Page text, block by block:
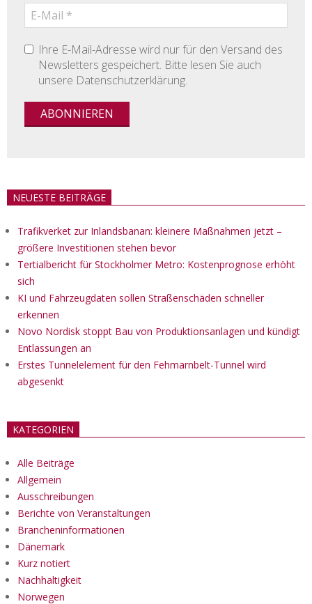
Ihre E-Mail-Adresse wird nur für den Versand des
Newsletters gespeichert. Bitte lesen Sie auch
unsere Datenschutzerklärung.
NEUESTE BEITRÄGE
Trafikverket zur Inlandsbanan: kleinere Maßnahmen jetzt –
größere Investitionen stehen bevor
Tertialbericht für Stockholmer Metro: Kostenprognose erhöht
sich
KI und Fahrzeugdaten sollen Straßenschäden schneller
erkennen
Novo Nordisk stoppt Bau von Produktionsanlagen und kündigt
Entlassungen an
Erstes Tunnelelement für den Fehmarnbelt-Tunnel wird
abgesenkt
KATEGORIEN
Alle Beiträge
Allgemein
Ausschreibungen
Berichte von Veranstaltungen
Brancheninformationen
Dänemark
Kurz notiert
Nachhaltigkeit
Norwegen